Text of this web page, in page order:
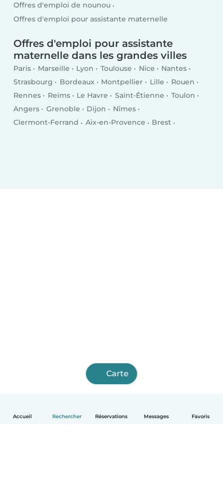
Accueil Rechercher Réservations Messages Favoris
Offres d'emploi de nounou
Offres d'emploi pour assistante maternelle
Offres d'emploi pour assistante
maternelle dans les grandes villes
Paris Marseille Lyon Toulouse Nice
Nantes
Strasbourg
Bordeaux Montpellier Lille
Rouen
Rennes
Reims Le Havre Saint-Étienne
Toulon
Angers
Grenoble Dijon
Nîmes
Clermont-Ferrand
Aix-en-Provence
Brest
Carte